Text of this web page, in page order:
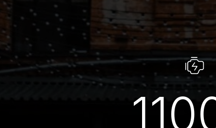
запас хода, км